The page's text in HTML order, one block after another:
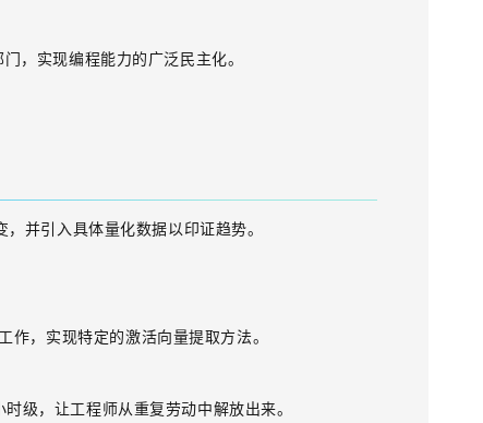
，实现编程能力的广泛民主化。
并引入具体量化数据以印证趋势。
，实现特定的激活向量提取方法。
级，让工程师从重复劳动中解放出来。